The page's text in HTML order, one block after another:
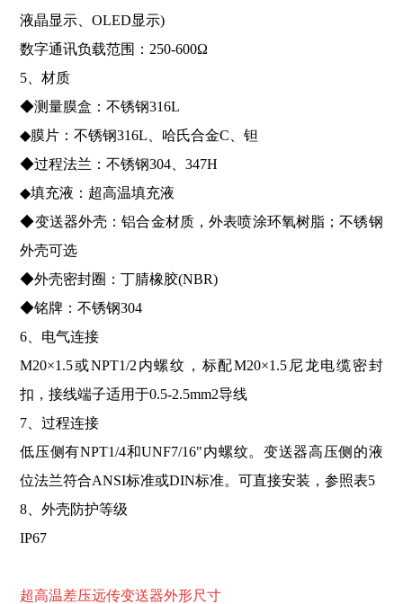
液晶显示、OLED显示)
数字通讯负载范围：250-600Ω
5、材质
◆测量膜盒：不锈钢316L
◆膜片：不锈钢316L、哈氏合金C、钽
◆过程法兰：不锈钢304、347H
◆填充液：超高温填充液
◆变送器外壳：铝合金材质，外表喷涂环氧树脂；不锈钢
外壳可选
◆外壳密封圈：丁腈橡胶(NBR)
◆铭牌：不锈钢304
6、电气连接
M20×1.5或NPT1/2内螺纹，标配M20×1.5尼龙电缆密封
扣，接线端子适用于0.5-2.5mm2导线
7、过程连接
低压侧有NPT1/4和UNF7/16"内螺纹。变送器高压侧的液
位法兰符合ANSI标准或DIN标准。可直接安装，参照表5
8、外壳防护等级
IP67
超高温差压远传变送器外形尺寸